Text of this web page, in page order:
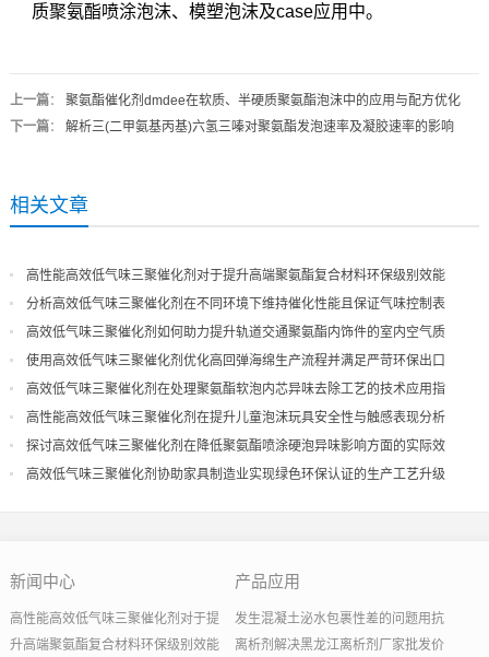
质聚氨酯喷涂泡沫、模塑泡沫及case应用中。
上一篇： 聚氨酯催化剂dmdee在软质、半硬质聚氨酯泡沫中的应用与配方优化
下一篇： 解析三(二甲氨基丙基)六氢三嗪对聚氨酯发泡速率及凝胶速率的影响
相关文章
高性能高效低气味三聚催化剂对于提升高端聚氨酯复合材料环保级别效能
分析高效低气味三聚催化剂在不同环境下维持催化性能且保证气味控制表
现
高效低气味三聚催化剂如何助力提升轨道交通聚氨酯内饰件的室内空气质
量
使用高效低气味三聚催化剂优化高回弹海绵生产流程并满足严苛环保出口
高效低气味三聚催化剂在处理聚氨酯软泡内芯异味去除工艺的技术应用指
导
高性能高效低气味三聚催化剂在提升儿童泡沫玩具安全性与触感表现分析
探讨高效低气味三聚催化剂在降低聚氨酯喷涂硬泡异味影响方面的实际效
果
高效低气味三聚催化剂协助家具制造业实现绿色环保认证的生产工艺升级
新闻中心
高性能高效低气味三聚催化剂对于提
升高端聚氨酯复合材料环保级别效能
产品应用
发生混凝土泌水包裹性差的问题用抗
离析剂解决黑龙江离析剂厂家批发价